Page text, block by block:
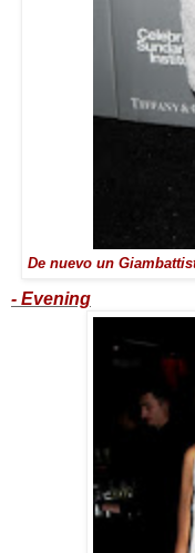
De nuevo un
- Evening